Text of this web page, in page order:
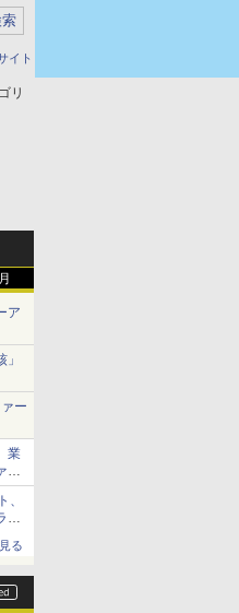
イト
リ
ア
ー
業
イ
、
運
る